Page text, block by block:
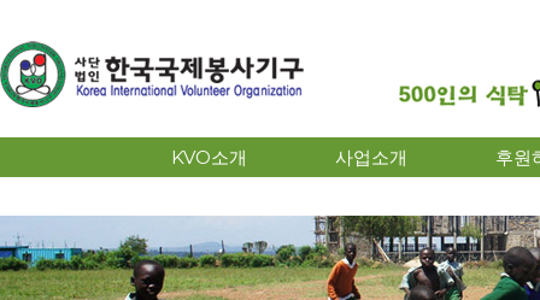
KVO소개 사업소개 후원